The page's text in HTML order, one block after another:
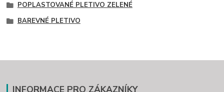
POPLASTOVANÉ PLETIVO ZELENÉ
BAREVNÉ PLETIVO
INFORMACE PRO ZÁKAZNÍKY